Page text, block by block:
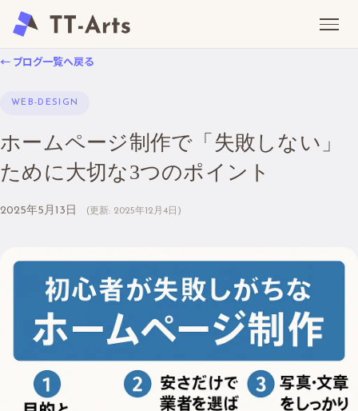
← ブログ一覧へ戻る
WEB-DESIGN
ホームページ制作で「失敗しない」
ために大切な3つのポイント
2025年5月13日 (更新: 2025年12月4日 )